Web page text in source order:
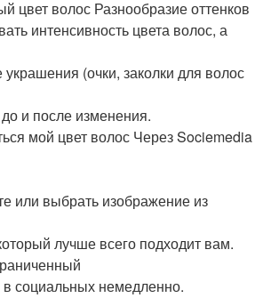
цвет волос Разнообразие оттенков
интенсивность цвета волос, а
(очки, заколки для волос
и после изменения.
мой цвет волос Через Sociemedia
или выбрать изображение из
лучше всего подходит вам.
социальных немедленно.